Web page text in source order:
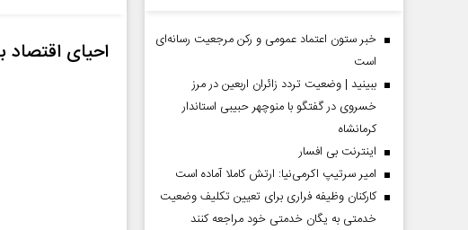
احیای اقتصاد
خبر ستون اعتماد عمومی و رکن مرجعیت رسانه‌ای
است
ببینید | وضعیت تردد زائران اربعین در مرز
خسروی در گفتگو با منوچهر حبیبی استاندار
کرمانشاه
اینترنت بی افسار
امیر سرتیپ اکرمی‌نیا: ارتش کاملا آماده است
کارکنان وظیفه فراری برای تعیین تکلیف وضعیت
خدمتی به یگان خدمتی خود مراجعه کنند